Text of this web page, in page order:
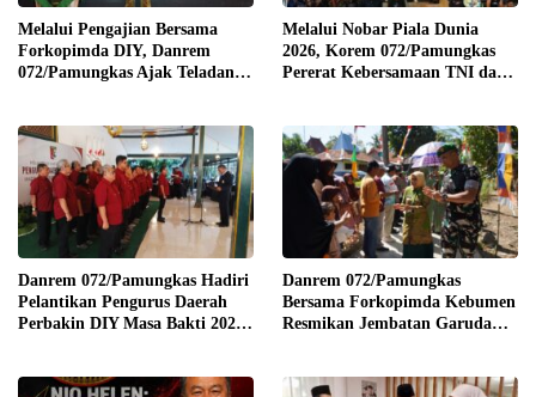
Melalui Pengajian Bersama
Forkopimda DIY, Danrem
072/Pamungkas Ajak Teladani
Melalui Nobar Piala Dunia
2026, Korem 072/Pamungkas
Pererat Kebersamaan TNI dan
Danrem 072/Pamungkas Hadiri
Pelantikan Pengurus Daerah
Perbakin DIY Masa Bakti 2026-
Danrem 072/Pamungkas
Bersama Forkopimda Kebumen
Resmikan Jembatan Garuda